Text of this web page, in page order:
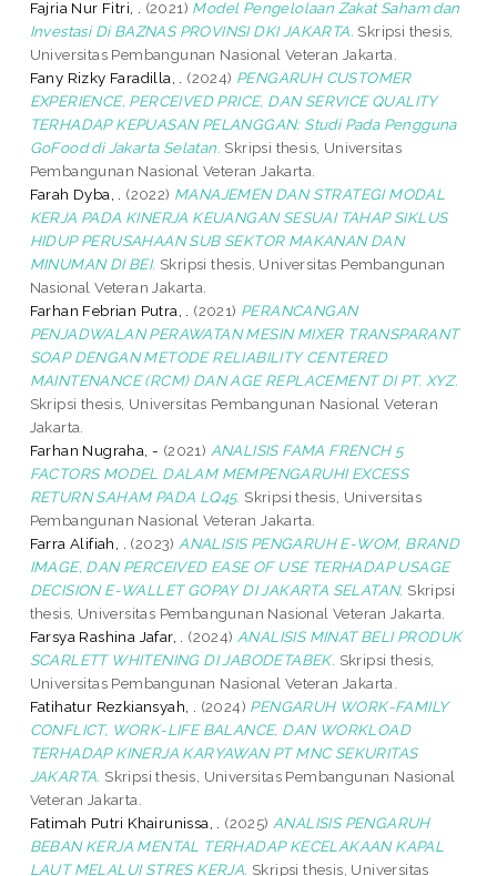
Fajria Nur Fitri, .
(2021) Model Pengelolaan Zakat Saham dan
Investasi Di BAZNAS PROVINSI DKI JAKARTA. Skripsi thesis,
Universitas Pembangunan Nasional Veteran Jakarta.
Fany Rizky Faradilla, .
(2024) PENGARUH CUSTOMER
EXPERIENCE, PERCEIVED PRICE, DAN SERVICE QUALITY
TERHADAP KEPUASAN PELANGGAN: Studi Pada Pengguna
GoFood di Jakarta Selatan. Skripsi thesis, Universitas
Pembangunan Nasional Veteran Jakarta.
Farah Dyba, .
(2022) MANAJEMEN DAN STRATEGI MODAL
KERJA PADA KINERJA KEUANGAN SESUAI TAHAP SIKLUS
HIDUP PERUSAHAAN SUB SEKTOR MAKANAN DAN
MINUMAN DI BEI. Skripsi thesis, Universitas Pembangunan
Nasional Veteran Jakarta.
Farhan Febrian Putra, .
(2021) PERANCANGAN
PENJADWALAN PERAWATAN MESIN MIXER TRANSPARANT
SOAP DENGAN METODE RELIABILITY CENTERED
MAINTENANCE (RCM) DAN AGE REPLACEMENT DI PT. XYZ.
Skripsi thesis, Universitas Pembangunan Nasional Veteran
Jakarta.
Farhan Nugraha, - (2021) ANALISIS FAMA FRENCH 5
FACTORS MODEL DALAM MEMPENGARUHI EXCESS
RETURN SAHAM PADA LQ45. Skripsi thesis, Universitas
Pembangunan Nasional Veteran Jakarta.
Farra Alifiah, .
(2023) ANALISIS PENGARUH E-WOM, BRAND
IMAGE, DAN PERCEIVED EASE OF USE TERHADAP USAGE
DECISION E-WALLET GOPAY DI JAKARTA SELATAN. Skripsi
thesis, Universitas Pembangunan Nasional Veteran Jakarta.
Farsya Rashina Jafar, .
(2024) ANALISIS MINAT BELI PRODUK
SCARLETT WHITENING DI JABODETABEK. Skripsi thesis,
Universitas Pembangunan Nasional Veteran Jakarta.
Fatihatur Rezkiansyah, .
(2024) PENGARUH WORK-FAMILY
CONFLICT, WORK-LIFE BALANCE, DAN WORKLOAD
TERHADAP KINERJA KARYAWAN PT MNC SEKURITAS
JAKARTA. Skripsi thesis, Universitas Pembangunan Nasional
Veteran Jakarta.
Fatimah Putri Khairunissa, .
(2025) ANALISIS PENGARUH
BEBAN KERJA MENTAL TERHADAP KECELAKAAN KAPAL
LAUT MELALUI STRES KERJA. Skripsi thesis, Universitas